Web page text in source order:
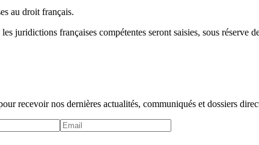
au droit français.
juridictions françaises compétentes seront saisies, sous réserve
recevoir nos dernières actualités, communiqués et dossiers